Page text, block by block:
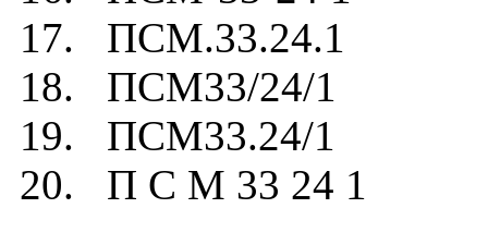
17. ПСМ.33.24.1
18. ПСМ33/24/1
19. ПСМ33.24/1
20. П С М 33 24 1